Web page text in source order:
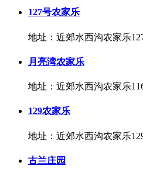
127号农家乐
地址：近郊水西沟农家乐
月亮湾农家乐
地址：近郊水西沟农家乐
129农家乐
地址：近郊水西沟农家乐
古兰庄园